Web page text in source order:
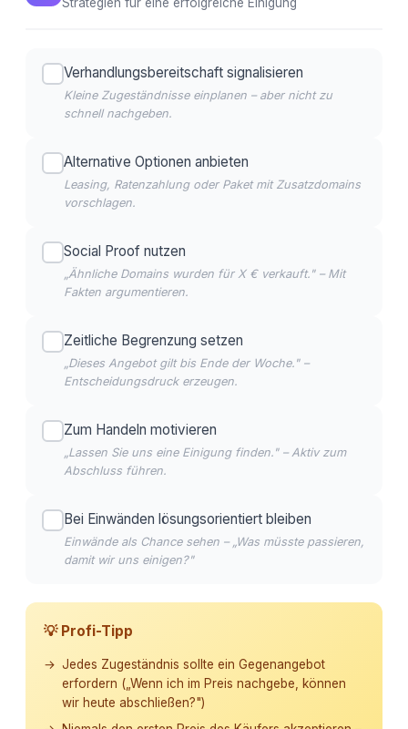
Verhandlungsbereitschaft signalisieren
Kleine Zugeständnisse einplanen – aber nicht zu
schnell nachgeben.
Alternative Optionen anbieten
Leasing, Ratenzahlung oder Paket mit Zusatzdomains
vorschlagen.
Social Proof nutzen
„Ähnliche Domains wurden für X € verkauft." – Mit
Fakten argumentieren.
Zeitliche Begrenzung setzen
„Dieses Angebot gilt bis Ende der Woche." –
Entscheidungsdruck erzeugen.
Zum Handeln motivieren
„Lassen Sie uns eine Einigung finden." – Aktiv zum
Abschluss führen.
Bei Einwänden lösungsorientiert bleiben
Einwände als Chance sehen – „Was müsste passieren,
damit wir uns einigen?"
💡 Profi-Tipp
Jedes Zugeständnis sollte ein Gegenangebot
erfordern („Wenn ich im Preis nachgebe, können
wir heute abschließen?")